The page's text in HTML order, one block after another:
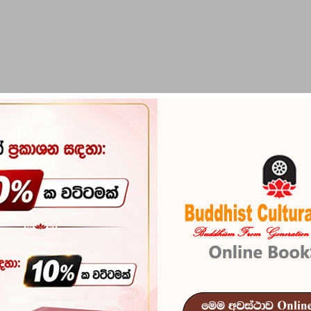
PIRIKARA BUDDHA STATUES RITUAL ITEMS &
Gauthama
In stock
18